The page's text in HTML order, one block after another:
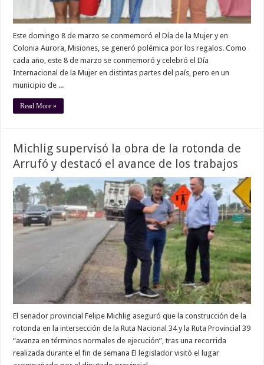
Este domingo 8 de marzo se conmemoró el Día de la Mujer y en
Colonia Aurora, Misiones, se generó polémica por los regalos. Como
cada año, este 8 de marzo se conmemoró y celebró el Día
Internacional de la Mujer en distintas partes del país, pero en un
municipio de ...
Read More »
Michlig supervisó la obra de la rotonda de
Arrufó y destacó el avance de los trabajos
El senador provincial Felipe Michlig aseguró que la construcción de la
rotonda en la intersección de la Ruta Nacional 34 y la Ruta Provincial 39
“avanza en términos normales de ejecución”, tras una recorrida
realizada durante el fin de semana El legislador visitó el lugar